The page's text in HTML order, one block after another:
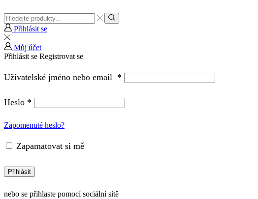
Vstup
pro
vyhledávání
Hledat
Přihlásit se
Můj účet
Přihlásit se Registrovat se
Uživatelské jméno nebo email *
Heslo *
Zapomenuté heslo?
Zapamatovat si mě
Přihlásit
nebo se přihlaste pomocí sociální sítě